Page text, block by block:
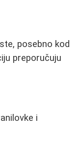
posebno kod
preporučuju
i